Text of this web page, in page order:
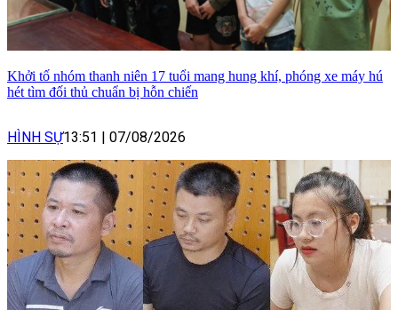
Khởi tố nhóm thanh niên 17 tuổi mang hung khí, phóng xe máy hú
hét tìm đối thủ chuẩn bị hỗn chiến
HÌNH SỰ13:51 | 07/08/2026